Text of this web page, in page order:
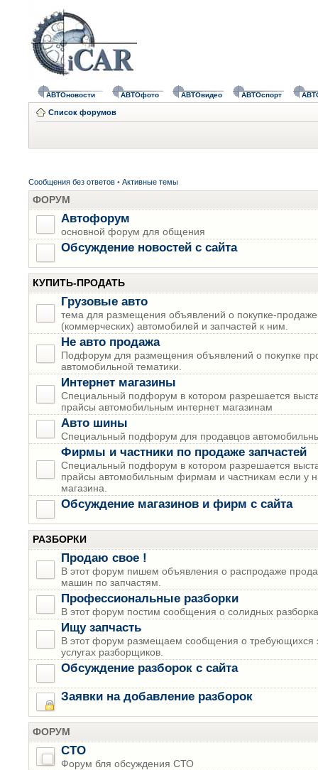
АВТОновости АВТОфото АВТОвидео АВТОспорт
Список форумов
Сообщения без ответов • Активные темы
ФОРУМ
Автофорум
основной форум для общения
Обсуждение новостей с сайта
КУПИТЬ-ПРОДАТЬ
Грузовые авто
тема для размещения объявлений о покупке-продаже
(коммерческих) автомобилей и запчастей к ним.
Не авто продажа
Подфорум для размещения объявлений о покупке
автомобильной тематики.
Интернет магазины
Специальный подфорум в котором разрешается
прайсы автомобильным интернет магазинам
Авто шины
Специальный подфорум для продавцов
Фирмы и частники по продаже запчастей
Специальный подфорум в котором разрешается
прайсы автомобильным фирмам и частникам если у
магазина.
Обсуждение магазинов и фирм с сайта
РАЗБОРКИ
Продаю свое !
В этот форум пишем объявления о распродаже
машин по запчастям.
Профессиональные разборки
В этот форум постим сообщения о солидных
Ищу запчасть
В этот форум размещаем сообщения о требующихся
услугах разборщиков.
Обсуждение разборок с сайта
Заявки на добавление разборок
ФОРУМ
СТО
Форум бля обсуждения СТО